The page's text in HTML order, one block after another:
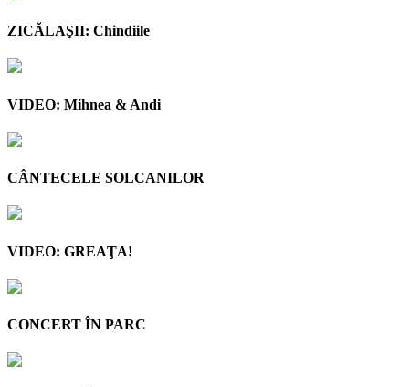
ZICĂLAŞII: Chindiile
VIDEO: Mihnea & Andi
CÂNTECELE SOLCANILOR
VIDEO: GREAŢA!
CONCERT ÎN PARC